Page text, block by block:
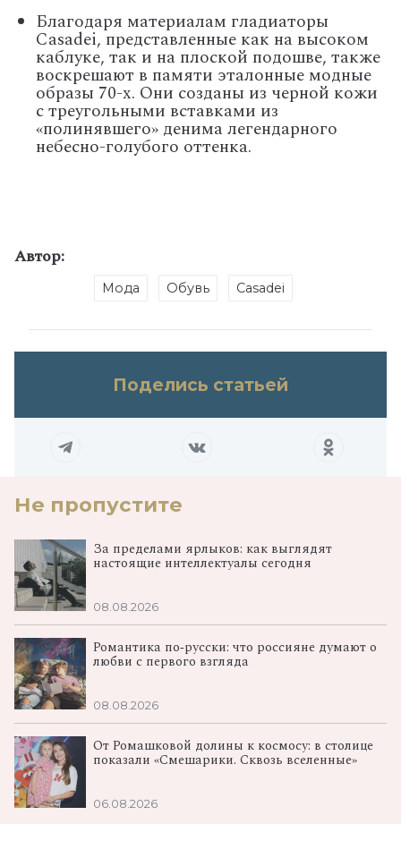
Благодаря материалам гладиаторы
Casadei, представленные как на высоком
каблуке, так и на плоской подошве, также
воскрешают в памяти эталонные модные
образы 70-х. Они созданы из черной кожи
с треугольными вставками из
«полинявшего» денима легендарного
небесно-голубого оттенка.
Автор:
Мода Обувь Casadei
Поделись статьей
Не пропустите
За пределами ярлыков: как выглядят
настоящие интеллектуалы сегодня
08.08.2026
Романтика по‑русски: что россияне думают о
любви с первого взгляда
08.08.2026
От Ромашковой долины к космосу: в столице
показали «Смешарики. Сквозь вселенные»
06.08.2026